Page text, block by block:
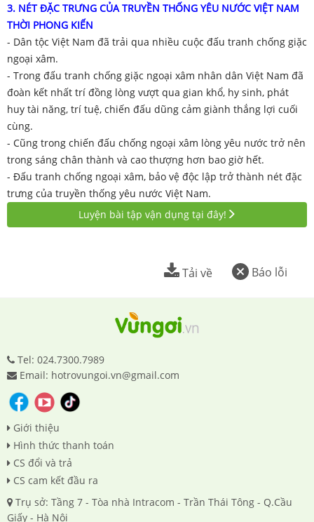
3. NÉT ĐẶC TRƯNG CỦA TRUYỀN THỐNG YÊU NƯỚC VIỆT NAM
THỜI PHONG KIẾN
- Dân tộc Việt Nam đã trải qua nhiều cuộc đấu tranh chống giặc
ngoại xâm.
- Trong đấu tranh chống giặc ngoại xâm nhân dân Việt Nam đã
đoàn kết nhất trí đồng lòng vượt qua gian khổ, hy sinh, phát
huy tài năng, trí tuệ, chiến đấu dũng cảm giành thắng lợi cuối
cùng.
- Cũng trong chiến đấu chống ngoại xâm lòng yêu nước trở nên
trong sáng chân thành và cao thượng hơn bao giờ hết.
- Đấu tranh chống ngoại xâm, bảo vệ độc lập trở thành nét đặc
trưng của truyền thống yêu nước Việt Nam.
Luyện bài tập vận dụng tại đây!
Báo lỗi
Tải về
Tel: 024.7300.7989
Email: hotrovungoi.vn@gmail.com
Giới thiệu
Hình thức thanh toán
CS đổi và trả
CS cam kết đầu ra
Trụ sở: Tầng 7 - Tòa nhà Intracom - Trần Thái Tông - Q.Cầu
Giấy - Hà Nội